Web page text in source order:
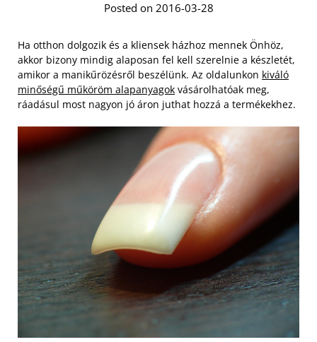
Posted on 2016-03-28
Ha otthon dolgozik és a kliensek házhoz mennek Önhöz,
akkor bizony mindig alaposan fel kell szerelnie a készletét,
amikor a manikűrözésről beszélünk. Az oldalunkon kiváló
minőségű műköröm alapanyagok vásárolhatóak meg,
ráadásul most nagyon jó áron juthat hozzá a termékekhez.